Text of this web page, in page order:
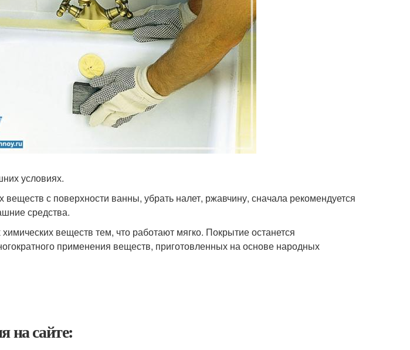
условиях.
с поверхности ванны, убрать налет, ржавчину, сначала рекомендуется
средства.
веществ тем, что работают мягко. Покрытие останется
применения веществ, приготовленных на основе народных
на сайте: